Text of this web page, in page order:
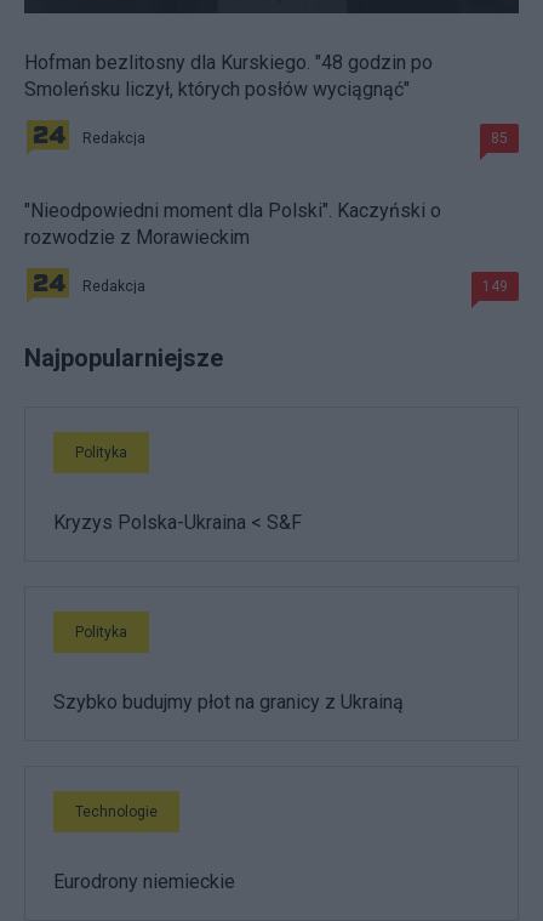
Hofman bezlitosny dla Kurskiego. "48 godzin po
Smoleńsku liczył, których posłów wyciągnąć"
Redakcja 85
"Nieodpowiedni moment dla Polski". Kaczyński o
rozwodzie z Morawieckim
Redakcja 149
Najpopularniejsze
Polityka
Kryzys Polska-Ukraina < S&F
Polityka
Szybko budujmy płot na granicy z Ukrainą
Technologie
Eurodrony niemieckie